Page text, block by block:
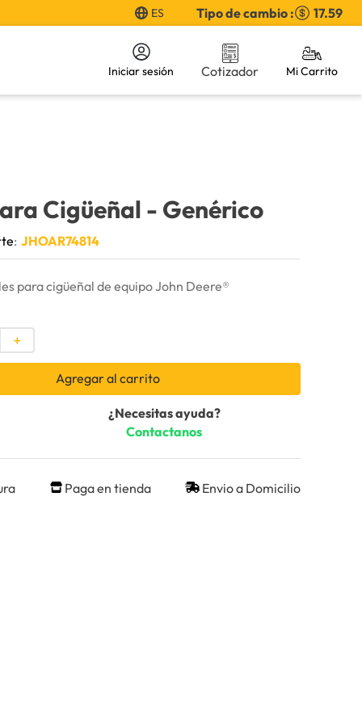
ES Tipo de cambio : 17.59
Iniciar sesión Cotizador
Cigüeñal - Genérico
: JHOAR74814
para cigüeñal de equipo John Deere®
＋
Agregar al carrito
¿Necesitas ayuda?
Contactanos
Paga en tienda Envio a Domicilio